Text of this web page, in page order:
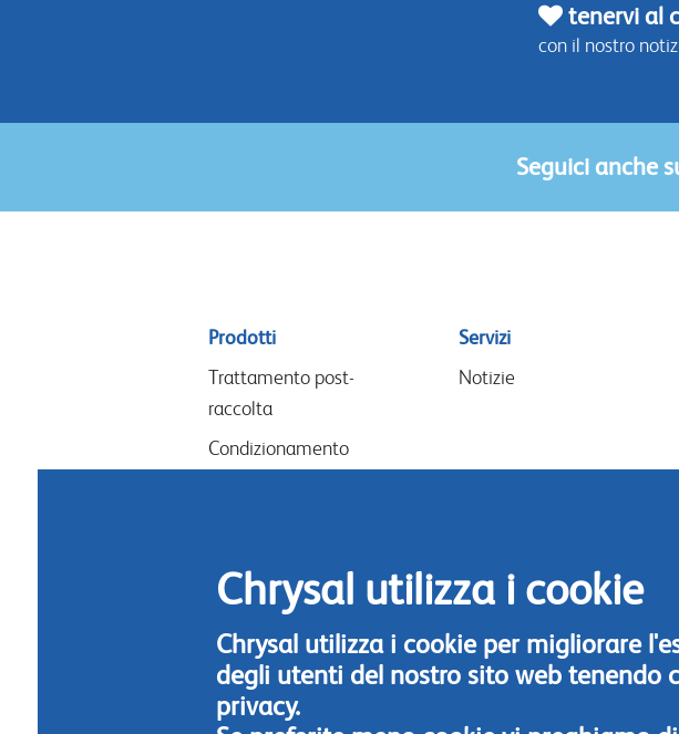
tenervi al
con il nostro
Seguici anche
Sitemap
menu
Prodotti
Trattamento post-
raccolta
Condizionamento
Igiene
Servizi
Notizie
Chrysal utilizza i cookie
Chrysal utilizza i cookie per migliorare
degli utenti del nostro sito web tenendo
privacy.